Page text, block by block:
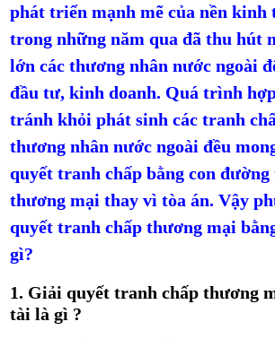
phát triển mạnh mẽ của nền kinh
trong những năm qua đã thu hút
lớn các thương nhân nước ngoài
đầu tư, kinh doanh. Quá trình
tránh khỏi phát sinh các tranh
thương nhân nước ngoài đều
quyết tranh chấp bằng con
thương mại thay vì tòa án. Vậy
quyết tranh chấp thương mại
gì?
1. Giải quyết tranh chấp thương
tài là gì ?